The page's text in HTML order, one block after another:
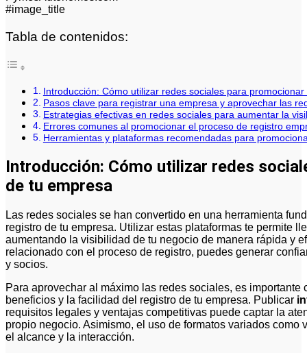
#image_title
Tabla de contenidos:
Introducción: Cómo utilizar redes sociales para
Pasos clave para registrar una empresa y aprovechar las
Estrategias efectivas en redes sociales para aumentar la
Errores comunes al promocionar el proceso de registro
Herramientas y plataformas recomendadas para
Introducción: Cómo utilizar redes
de tu empresa
Las redes sociales se han convertido en una herramienta fundamental para dar a conocer y promocionar el
registro de tu empresa. Utilizar estas plataformas te permite
aumentando la visibilidad de tu negocio de manera rápida y
relacionado con el proceso de registro, puedes generar
y socios.
Para aprovechar al máximo las redes sociales, es
beneficios y la facilidad del registro de tu empresa. Publicar
requisitos legales y ventajas competitivas puede captar la
propio negocio. Asimismo, el uso de formatos variados
el alcance y la interacción.